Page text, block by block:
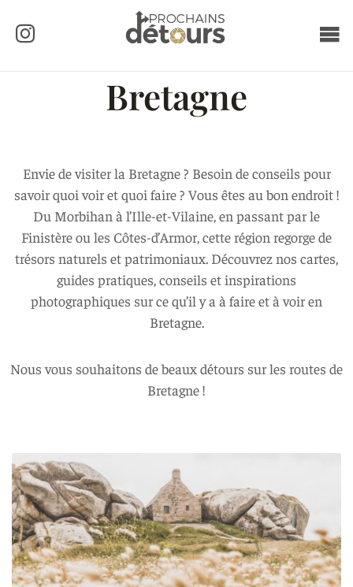
Bretagne
Envie de visiter la Bretagne ? Besoin de conseils pour
savoir quoi voir et quoi faire ? Vous êtes au bon endroit !
Du Morbihan à l’Ille-et-Vilaine, en passant par le
Finistère ou les Côtes-d’Armor, cette région regorge de
trésors naturels et patrimoniaux. Découvrez nos cartes,
guides pratiques, conseils et inspirations
photographiques sur ce qu’il y a à faire et à voir en
Bretagne.
Nous vous souhaitons de beaux détours sur les routes de
Bretagne !